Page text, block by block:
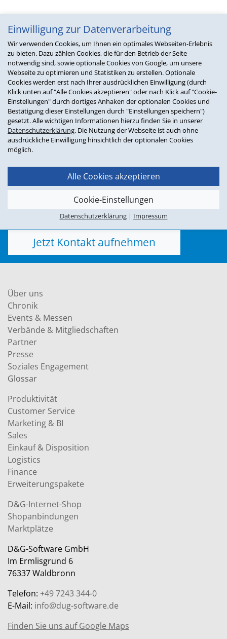
Einwilligung zur Datenverarbeitung
Wir verwenden Cookies, um Ihnen ein optimales Webseiten-Erlebnis
zu bieten. Dazu zählen Cookies, die für den Betrieb der Seite
notwendig sind, sowie optionale Cookies von Google, um unsere
Webseite zu optimieren und Statistiken zu erstellen. Optionale
Cookies werden erst nach Ihrer ausdrücklichen Einwilligung (durch
Klick unten auf "Alle Cookies akzeptieren" oder nach Klick auf "Cookie-
Einstellungen" durch dortiges Anhaken der optionalen Cookies und
Bestätigung dieser Einstellungen durch "Einstellungen speichern")
gesetzt. Alle wichtigen Informationen hierzu finden Sie in unserer
Datenschutzerklärung. Die Nutzung der Webseite ist auch ohne
ausdrückliche Einwilligung hinsichtlich der optionalen Cookies
möglich.
Alle Cookies akzeptieren
Cookie-Einstellungen
Datenschutzerklärung| Impressum
Möchten Sie mehr erfahren?
Kontaktieren Sie uns über unser Kontaktformular oder
sprechen Sie mit einem unserer Experten.
Wir helfen Ihnen gerne weiter.
Jetzt Kontakt aufnehmen
Über uns
Chronik
Events & Messen
Verbände & Mitgliedschaften
Partner
Presse
Soziales Engagement
Glossar
Produktivität
Customer Service
Marketing & BI
Sales
Einkauf & Disposition
Logistics
Finance
Erweiterungspakete
D&G-Internet-Shop
Shopanbindungen
Marktplätze
D&G-Software GmbH
Im Ermlisgrund 6
76337 Waldbronn
Telefon: +49 7243 344-0
E-Mail: info@dug-software.de
Finden Sie uns auf Google Maps